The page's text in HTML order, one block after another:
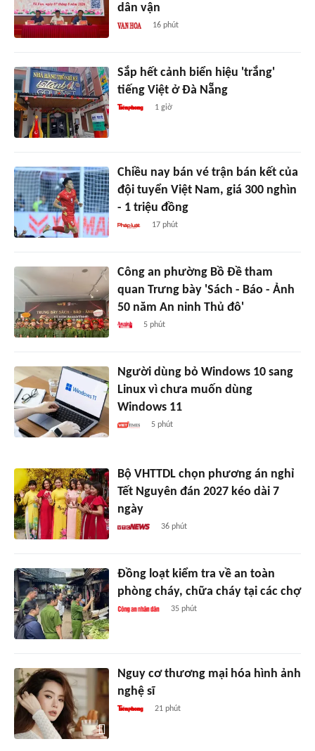
dân vận
16 phút
Sắp hết cảnh biển hiệu 'trắng'
tiếng Việt ở Đà Nẵng
1 giờ
Chiều nay bán vé trận bán kết của
đội tuyển Việt Nam, giá 300 nghìn
- 1 triệu đồng
17 phút
Công an phường Bồ Đề tham
quan Trưng bày 'Sách - Báo - Ảnh
50 năm An ninh Thủ đô'
5 phút
Người dùng bỏ Windows 10 sang
Linux vì chưa muốn dùng
Windows 11
5 phút
Bộ VHTTDL chọn phương án nghỉ
Tết Nguyên đán 2027 kéo dài 7
ngày
36 phút
Đồng loạt kiểm tra về an toàn
phòng cháy, chữa cháy tại các chợ
35 phút
Nguy cơ thương mại hóa hình ảnh
nghệ sĩ
21 phút